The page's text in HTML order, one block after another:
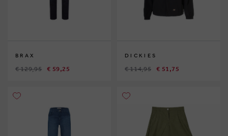
BRAX
€ 129,95 € 59,25
DICKIES
€ 114,95 € 51,75